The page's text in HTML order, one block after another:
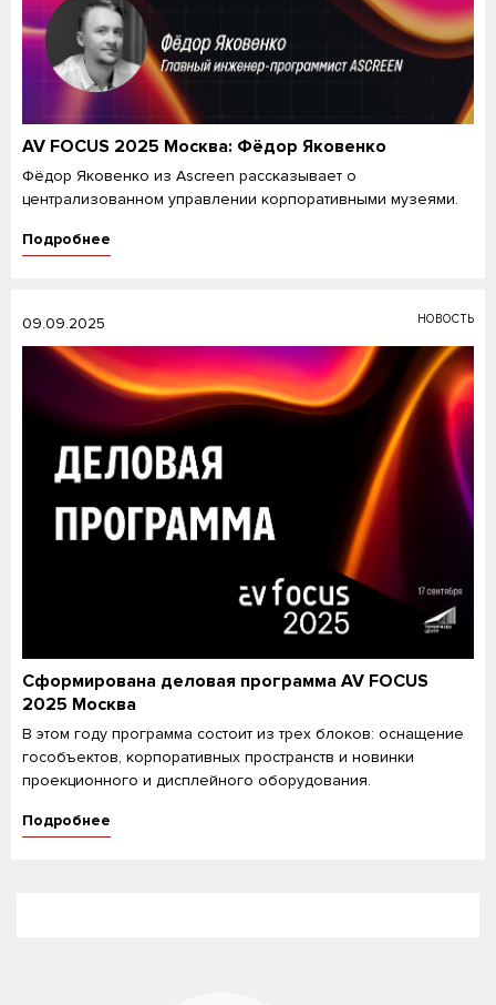
AV FOCUS 2025 Москва: Фёдор Яковенко
Фёдор Яковенко из Ascreen рассказывает о
централизованном управлении корпоративными музеями.
Подробнее
09.09.2025 НОВОСТЬ
Сформирована деловая программа AV FOCUS
2025 Москва
В этом году программа состоит из трех блоков: оснащение
гособъектов, корпоративных пространств и новинки
проекционного и дисплейного оборудования.
Подробнее